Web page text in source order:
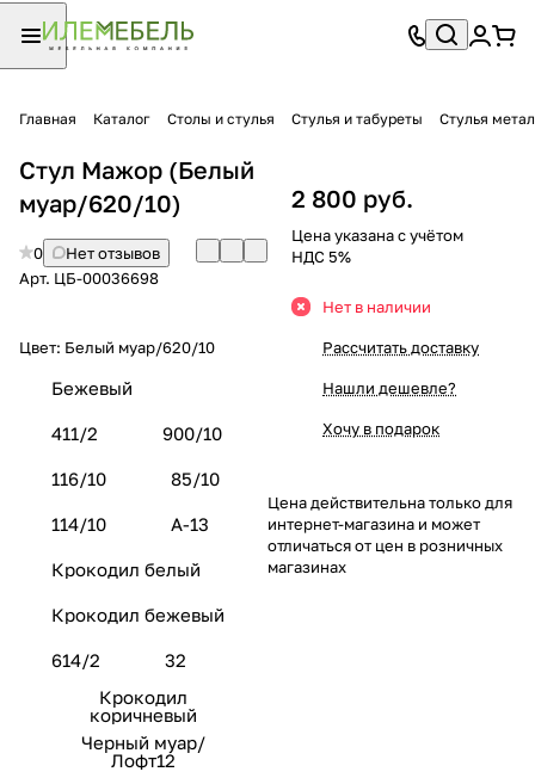
Главная Каталог Столы и стулья Стулья и табуреты Стулья
Стул Мажор (Белый
муар/620/10)
0
Нет отзывов
Арт. ЦБ-00036698
Цвет: Белый муар/620/10
Бежевый
411/2 900/10
116/10 85/10
114/10 А-13
Крокодил белый
Крокодил бежевый
614/2
32
Крокодил
коричневый
Черный муар/
Лофт12
2 800 руб.
Цена указана с учётом
НДС 5%
Нет в наличии
Рассчитать доставку
Нашли дешевле?
Хочу в подарок
Цена действительна только для
интернет-магазина и может
отличаться от цен в розничных
магазинах